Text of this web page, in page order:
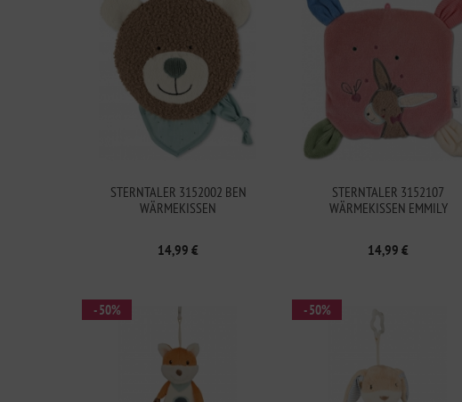
STERNTALER 3152002 BEN
WÄRMEKISSEN
14,99 €
STERNTALER 3152107
WÄRMEKISSEN EMMILY
14,99 €
- 50% - 50%